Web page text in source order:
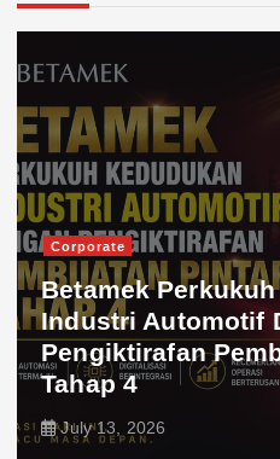
Corporate
Betamek
Industri Automotif
Pengiktirafan
Tahap 4
July 13, 2026